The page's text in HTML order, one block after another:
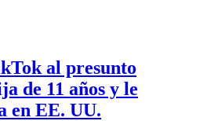
al presunto
de 11 años y le
en EE. UU.